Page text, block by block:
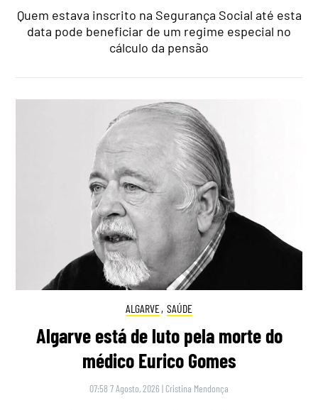
Quem estava inscrito na Segurança Social até esta
data pode beneficiar de um regime especial no
cálculo da pensão
ALGARVE, SAÚDE
Algarve está de luto pela morte do
médico Eurico Gomes
07:58 7 Agosto, 2026 | Cristina Mendonça